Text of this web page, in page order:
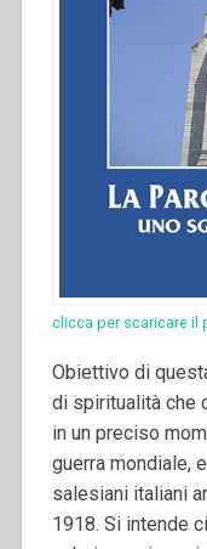
clicca per scaricare il
Obiettivo di
di spiritualità che
in un preciso
guerra mondiale,
salesiani italiani
1918. Si intende